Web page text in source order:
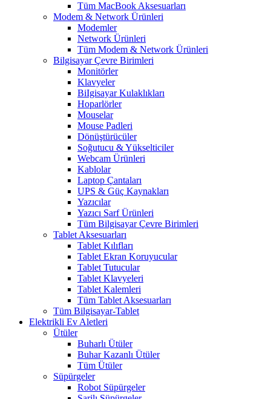
Tüm MacBook Aksesuarları
Modem & Network Ürünleri
Modemler
Network Ürünleri
Tüm Modem & Network Ürünleri
Bilgisayar Çevre Birimleri
Monitörler
Klavyeler
BiIgisayar Kulaklıkları
Hoparlörler
Mouselar
Mouse Padleri
Dönüştürücüler
Soğutucu & Yükselticiler
Webcam Ürünleri
Kablolar
Laptop Çantaları
UPS & Güç Kaynakları
Yazıcılar
Yazıcı Sarf Ürünleri
Tüm Bilgisayar Çevre Birimleri
Tablet Aksesuarları
Tablet Kılıfları
Tablet Ekran Koruyucular
Tablet Tutucular
Tablet Klavyeleri
Tablet Kalemleri
Tüm Tablet Aksesuarları
Tüm Bilgisayar-Tablet
Elektrikli Ev Aletleri
Ütüler
Buharlı Ütüler
Buhar Kazanlı Ütüler
Tüm Ütüler
Süpürgeler
Robot Süpürgeler